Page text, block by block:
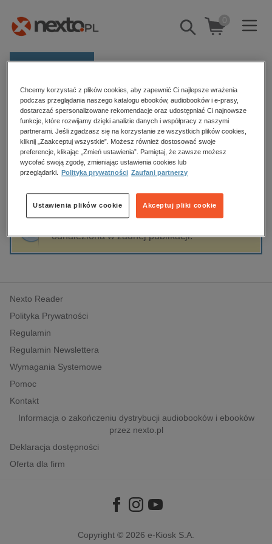
Pokaż/schowaj
wyszukiwarkę
0
E-prasa
Kategorie
Zobacz wszystkie E-prasa
budownictwo, aranżacja wnętrz
biznesowe, branżowe, gospodarka
edukacja
hobby, sport, rozrywka
komputery, internet, technologie, informatyka
polityka, społeczno-informacyjne
psychologiczne
inne
popularno-naukowe
historia
Strona główna Marcin Ludwicki
Marcin Ludwicki
Sortowanie Filtrowanie
odnaleziona w żadnej publikacji.
Nexto Reader
Polityka Prywatności
Regulamin
Regulamin Newslettera
Wymagania Systemowe
Pomoc
Kontakt
Informacja o zakończeniu dystrybucji audiobooków i ebooków
przez nexto.pl
Deklaracja dostępności
Oferta dla firm
Copyright © 2026 e-Kiosk S.A.
Chcemy korzystać z plików cookies, aby zapewnić Ci najlepsze wrażenia
podczas przeglądania naszego katalogu ebooków, audiobooków i e-prasy,
dostarczać spersonalizowane rekomendacje oraz udostępniać Ci najnowsze
funkcje, które rozwijamy dzięki analizie danych i współpracy z naszymi
partnerami. Jeśli zgadzasz się na korzystanie ze wszystkich plików cookies,
kliknij „Zaakceptuj wszystkie”. Możesz również dostosować swoje
preferencje, klikając „Zmień ustawienia”. Pamiętaj, że zawsze możesz
wycofać swoją zgodę, zmieniając ustawienia cookies lub
przeglądarki.
Polityka prywatności Zaufani partnerzy
Akceptuj pliki cookie
Ustawienia plików cookie